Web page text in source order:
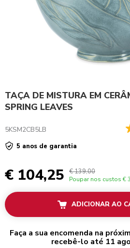
TAÇA DE MISTURA EM
SPRING LEAVES
5KSM2CB5LB
5 anos de garantia
€ 104,25 € 139,00
Poupar nos custos €
ADICIONAR AO
Faça a sua encomenda na
recebê-lo até 11